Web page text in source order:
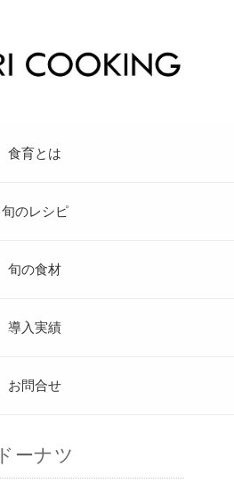
食育とは
旬のレシピ
旬の食材
導入実績
お問合せ
ドーナツ